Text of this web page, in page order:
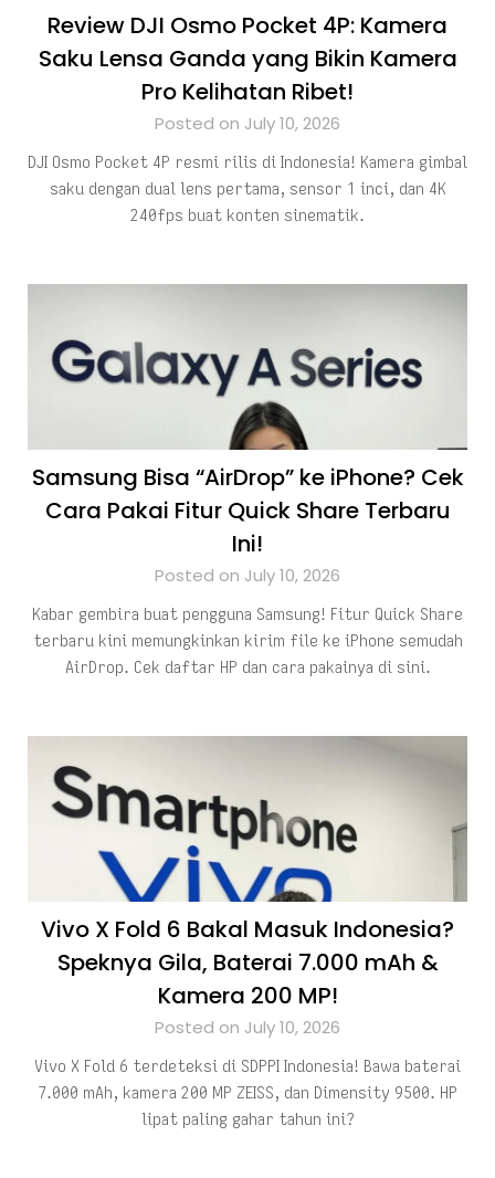
Review DJI Osmo Pocket 4P: Kamera
Saku Lensa Ganda yang Bikin Kamera
Pro Kelihatan Ribet!
Posted on July 10, 2026
DJI Osmo Pocket 4P resmi rilis di Indonesia! Kamera gimbal
saku dengan dual lens pertama, sensor 1 inci, dan 4K
240fps buat konten sinematik.
Samsung Bisa “AirDrop” ke iPhone? Cek
Cara Pakai Fitur Quick Share Terbaru
Ini!
Posted on July 10, 2026
Kabar gembira buat pengguna Samsung! Fitur Quick Share
terbaru kini memungkinkan kirim file ke iPhone semudah
AirDrop. Cek daftar HP dan cara pakainya di sini.
Vivo X Fold 6 Bakal Masuk Indonesia?
Speknya Gila, Baterai 7.000 mAh &
Kamera 200 MP!
Posted on July 10, 2026
Vivo X Fold 6 terdeteksi di SDPPI Indonesia! Bawa baterai
7.000 mAh, kamera 200 MP ZEISS, dan Dimensity 9500. HP
lipat paling gahar tahun ini?